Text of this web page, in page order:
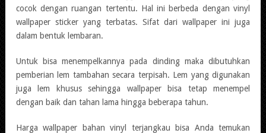
cocok dengan ruangan tertentu. Hal ini berbeda dengan vinyl
wallpaper sticker yang terbatas. Sifat dari wallpaper ini juga
dalam bentuk lembaran.
Untuk bisa menempelkannya pada dinding maka dibutuhkan
pemberian lem tambahan secara terpisah. Lem yang digunakan
juga lem khusus sehingga wallpaper bisa tetap menempel
dengan baik dan tahan lama hingga beberapa tahun.
Harga wallpaper bahan vinyl terjangkau bisa Anda temukan